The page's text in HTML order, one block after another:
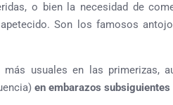
o bien la necesidad de
Son los famosos
usuales en las primerizas,
en embarazos subsiguientes